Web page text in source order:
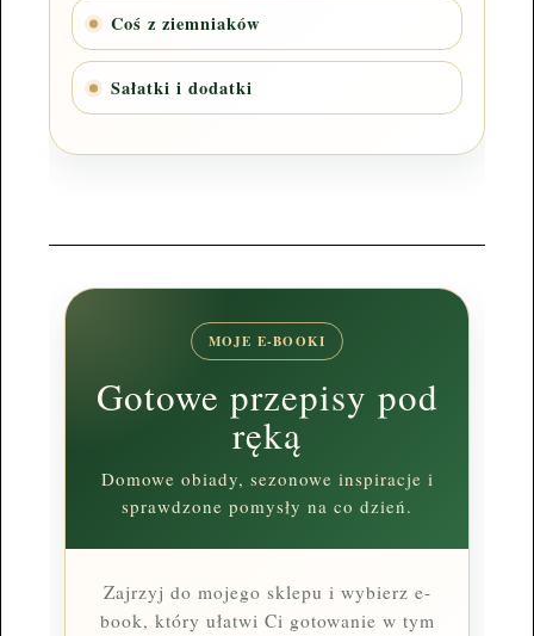
Coś z ziemniaków
Sałatki i dodatki
MOJE E-BOOKI
Gotowe przepisy pod
ręką
Domowe obiady, sezonowe inspiracje i
sprawdzone pomysły na co dzień.
Zajrzyj do mojego sklepu i wybierz e-
book, który ułatwi Ci gotowanie w tym